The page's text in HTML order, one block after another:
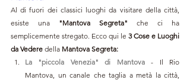
Al di fuori dei classici luoghi da visitare della città,
esiste una
"Mantova Segreta" che ci ha
semplicemente stregato. Ecco qui le 3 Cose e Luoghi
da Vedere della Mantova Segreta:
La "piccola Venezia" di Mantova - Il Rio
Mantova, un canale che taglia a metà la città,